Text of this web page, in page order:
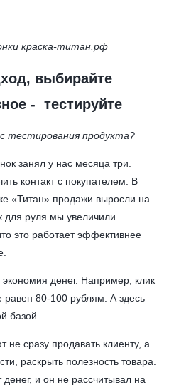
краска-титан.рф
выбирайте
- тестируйте
тестирования продукта?
занял у нас месяца три.
контакт с покупателем. В
«Титан» продажи выросли на
для руля мы увеличили
это работает эффективнее
денег. Например, клик
80-100 рублям. А здесь
базой.
не сразу продавать клиенту, а
раскрыть полезность товара.
и он не рассчитывал на